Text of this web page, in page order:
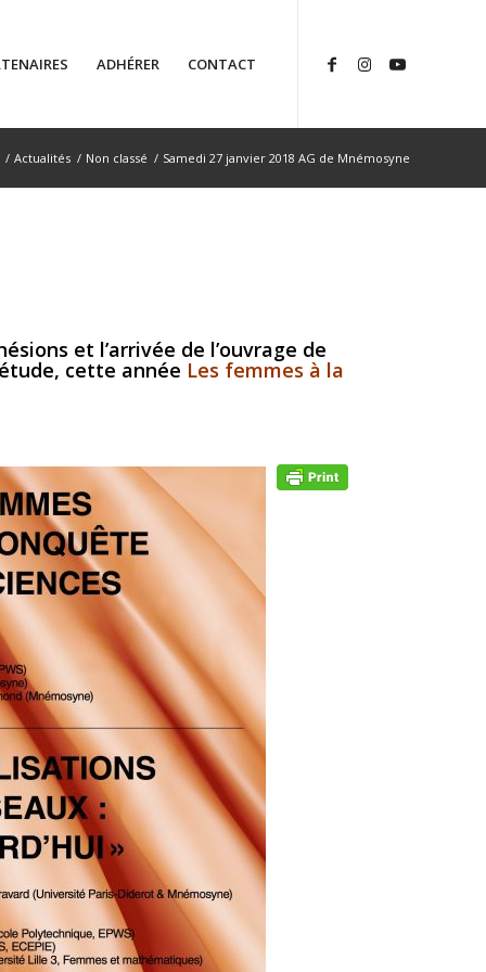
ADHÉRER CONTACT
/ Actualités / Non classé / Samedi 27 janvier 2018 AG de Mnémosyne
et l’arrivée de l’ouvrage de
cette année Les femmes à la